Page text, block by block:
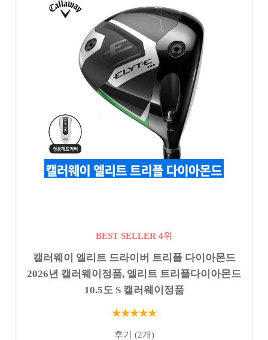
BEST SELLER 4위
캘러웨이 엘리트 드라이버 트리플 다이아몬드
2026년 캘러웨이정품, 엘리트 트리플다이아몬드
10.5도 S 캘러웨이정품
★★★★★
후기 (2개)